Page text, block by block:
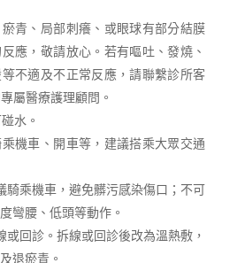
青、局部刺癢、或眼球有部分結膜
應，敬請放心。若有嘔吐、發燒、
不適及不正常反應，請聯繫診所客
屬醫療護理顧問。
水。
機車、開車等，建議搭乘大眾交通
騎乘機車，避免髒污感染傷口；不可
彎腰、低頭等動作。
或回診。拆線或回診後改為溫熱敷，
退瘀青。